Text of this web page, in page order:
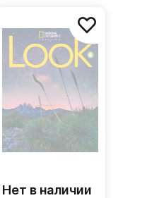
Нет в наличии